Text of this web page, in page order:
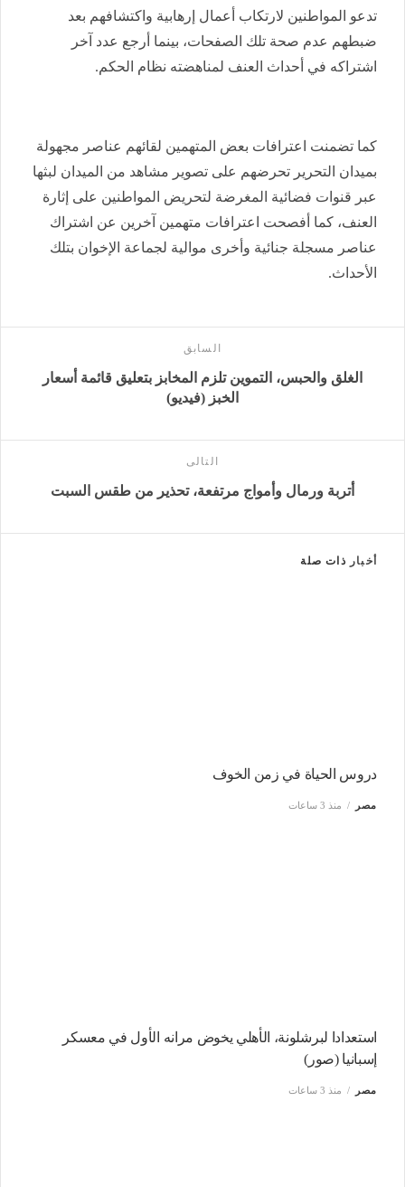
تدعو المواطنين لارتكاب أعمال إرهابية واكتشافهم بعد
ضبطهم عدم صحة تلك الصفحات، بينما أرجع عدد آخر
اشتراكه في أحداث العنف لمناهضته نظام الحكم.
كما تضمنت اعترافات بعض المتهمين لقائهم عناصر مجهولة
بميدان التحرير تحرضهم على تصوير مشاهد من الميدان لبثها
عبر قنوات فضائية المغرضة لتحريض المواطنين على إثارة
العنف، كما أفصحت اعترافات متهمين آخرين عن اشتراك
عناصر مسجلة جنائية وأخرى موالية لجماعة الإخوان بتلك
الأحداث.
السابق
الغلق والحبس، التموين تلزم المخابز بتعليق قائمة أسعار
الخبز (فيديو)
التالى
أتربة ورمال وأمواج مرتفعة، تحذير من طقس السبت
أخبار ذات صلة
دروس الحياة في زمن الخوف
مصر منذ 3 ساعات
استعدادا لبرشلونة، الأهلي يخوض مرانه الأول في معسكر
إسبانيا (صور)
مصر منذ 3 ساعات